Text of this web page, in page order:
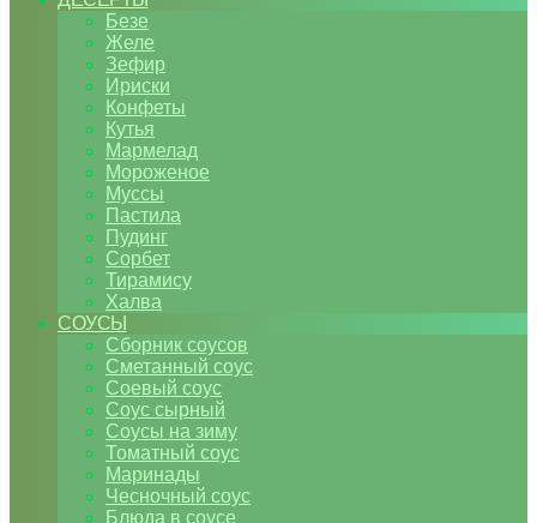
Безе
Желе
Зефир
Ириски
Конфеты
Кутья
Мармелад
Мороженое
Муссы
Пастила
Пудинг
Сорбет
Тирамису
Халва
СОУСЫ
Сборник соусов
Сметанный соус
Соевый соус
Соус сырный
Соусы на зиму
Томатный соус
Маринады
Чесночный соус
Блюда в соусе